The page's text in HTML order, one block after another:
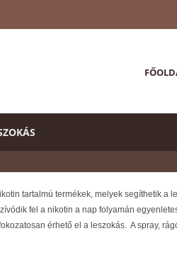
tartalmú termékek, melyek segíthetik a
fel a nikotin a nap folyamán
érhető el a leszokás. A spray,